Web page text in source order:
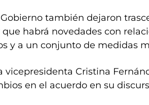
también dejaron
habrá novedades con
y a un conjunto de medidas
vicepresidenta Cristina
en el acuerdo en su